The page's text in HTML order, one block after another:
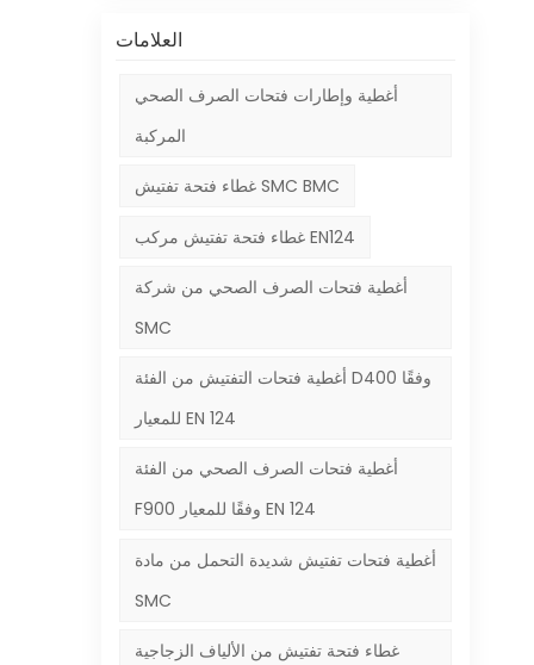
العلامات
أغطية وإطارات فتحات الصرف الصحي
المركبة
غطاء فتحة تفتيش SMC BMC
غطاء فتحة تفتيش مركب EN124
أغطية فتحات الصرف الصحي من شركة
SMC
أغطية فتحات التفتيش من الفئة D400 وفقًا
للمعيار EN 124
أغطية فتحات الصرف الصحي من الفئة
F900 وفقًا للمعيار EN 124
أغطية فتحات تفتيش شديدة التحمل من مادة
SMC
غطاء فتحة تفتيش من الألياف الزجاجية